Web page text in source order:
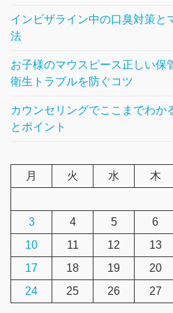
インビザライン中の口臭対策と
法
お子様のマウスピース正しい保
衛生トラブルを防ぐコツ
カウンセリングでここまでわか
とポイント
月 火 水 木
3
4 5 6
10
11 12 13
17
18 19 20
24
25 26 27